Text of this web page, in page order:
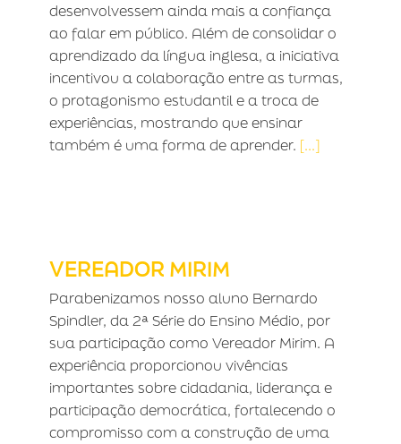
desenvolvessem ainda mais a confiança
ao falar em público. Além de consolidar o
aprendizado da língua inglesa, a iniciativa
incentivou a colaboração entre as turmas,
o protagonismo estudantil e a troca de
experiências, mostrando que ensinar
também é uma forma de aprender. [...]
VEREADOR MIRIM
Parabenizamos nosso aluno Bernardo
Spindler, da 2ª Série do Ensino Médio, por
sua participação como Vereador Mirim. A
experiência proporcionou vivências
importantes sobre cidadania, liderança e
participação democrática, fortalecendo o
compromisso com a construção de uma